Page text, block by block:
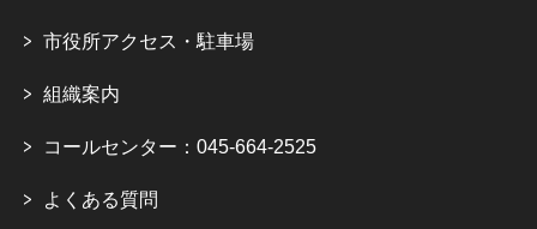
市役所アクセス・駐車場
組織案内
コールセンター：045-664-2525
よくある質問